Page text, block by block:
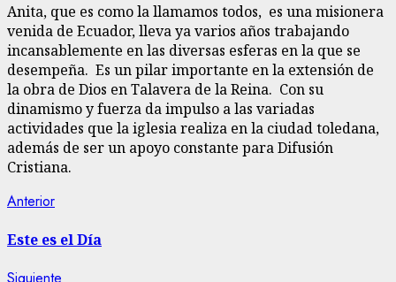
Anita, que es como la llamamos todos, es una misionera
venida de Ecuador, lleva ya varios años trabajando
incansablemente en las diversas esferas en la que se
desempeña. Es un pilar importante en la extensión de
la obra de Dios en Talavera de la Reina. Con su
dinamismo y fuerza da impulso a las variadas
actividades que la iglesia realiza en la ciudad toledana,
además de ser un apoyo constante para Difusión
Cristiana.
Navegación
de
entradas
AnteriorEntrada
Este es el Día